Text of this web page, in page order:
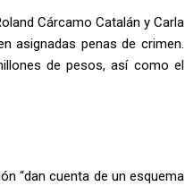
Cárcamo Catalán y Carla
asignadas penas de crimen.
de pesos, así como el
“dan cuenta de un esquema